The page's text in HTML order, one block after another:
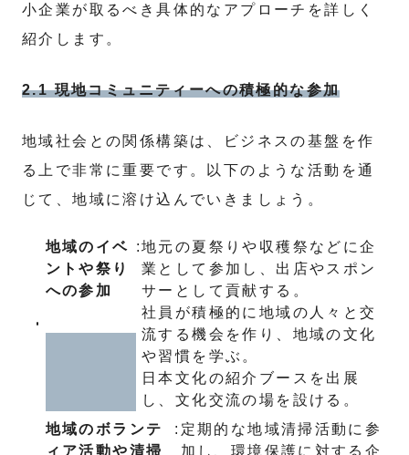
小企業が取るべき具体的なアプローチを詳しく
紹介します。
2.1 現地コミュニティーへの積極的な参加
地域社会との関係構築は、ビジネスの基盤を作
る上で非常に重要です。以下のような活動を通
じて、地域に溶け込んでいきましょう。
地域のイベ
ントや祭り
への参加
:地元の夏祭りや収穫祭などに企
業として参加し、出店やスポン
サーとして貢献する。
社員が積極的に地域の人々と交
流する機会を作り、地域の文化
や習慣を学ぶ。
日本文化の紹介ブースを出展
し、文化交流の場を設ける。
地域のボランテ
ィア活動や清掃
: 定期的な地域清掃活動に参
加し、環境保護に対する企